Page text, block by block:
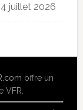
juillet 2026
offre un
VFR.